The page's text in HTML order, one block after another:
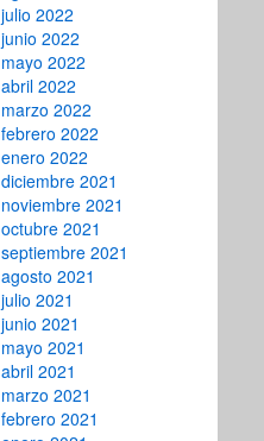
julio 2022
junio 2022
mayo 2022
abril 2022
marzo 2022
febrero 2022
enero 2022
diciembre 2021
noviembre 2021
octubre 2021
septiembre 2021
agosto 2021
julio 2021
junio 2021
mayo 2021
abril 2021
marzo 2021
febrero 2021